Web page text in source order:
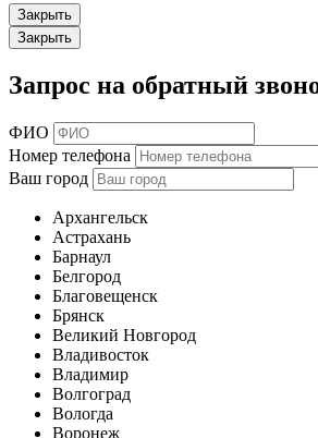
Закрыть
Закрыть
Запрос на обратный
ФИО
Номер телефона
Ваш город
Архангельск
Астрахань
Барнаул
Белгород
Благовещенск
Брянск
Великий Новгород
Владивосток
Владимир
Волгоград
Вологда
Воронеж